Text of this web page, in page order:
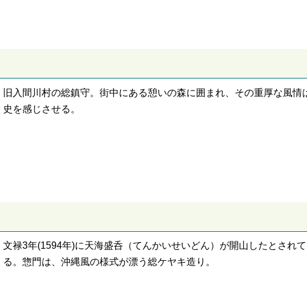
旧入間川村の総鎮守。街中にある憩いの森に囲まれ、その重厚な風情
史を感じさせる。
文禄3年(1594年)に天海盛呑（てんかいせいどん）が開山したとされ
る。惣門は、沖縄風の様式が漂う総ケヤキ造り。